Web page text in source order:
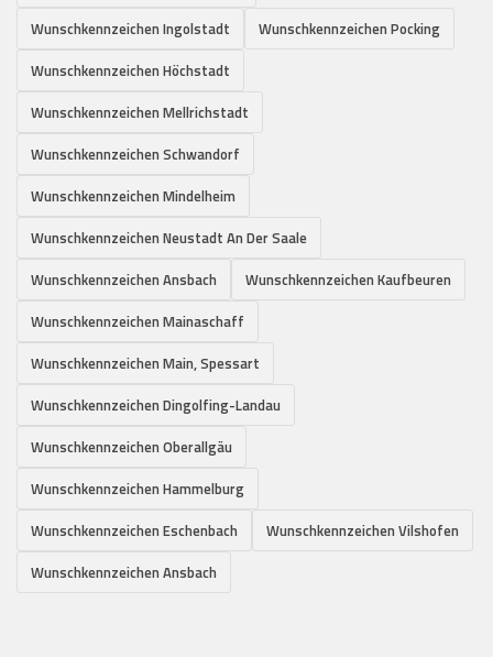
Wunschkennzeichen Ingolstadt
Wunschkennzeichen Pocking
Wunschkennzeichen Höchstadt
Wunschkennzeichen Mellrichstadt
Wunschkennzeichen Schwandorf
Wunschkennzeichen Mindelheim
Wunschkennzeichen Neustadt An Der Saale
Wunschkennzeichen Ansbach
Wunschkennzeichen Kaufbeuren
Wunschkennzeichen Mainaschaff
Wunschkennzeichen Main, Spessart
Wunschkennzeichen Dingolfing-Landau
Wunschkennzeichen Oberallgäu
Wunschkennzeichen Hammelburg
Wunschkennzeichen Eschenbach
Wunschkennzeichen Vilshofen
Wunschkennzeichen Ansbach